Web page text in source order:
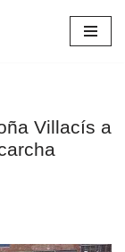
Villacís a